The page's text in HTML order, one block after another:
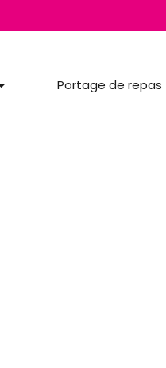
Portage de repas